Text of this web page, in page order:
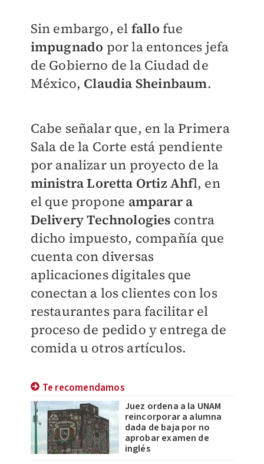
Sin embargo, el fallo fue
impugnado por la entonces jefa
de Gobierno de la Ciudad de
México, Claudia Sheinbaum.
Cabe señalar que, en la Primera
Sala de la Corte está pendiente
por analizar un proyecto de la
ministra Loretta Ortiz Ahfl, en
el que propone amparar a
Delivery Technologies contra
dicho impuesto, compañía que
cuenta con diversas
aplicaciones digitales que
conectan a los clientes con los
restaurantes para facilitar el
proceso de pedido y entrega de
comida u otros artículos.
Te recomendamos
Juez ordena a la UNAM
reincorporar a alumna
dada de baja por no
aprobar examen de
inglés